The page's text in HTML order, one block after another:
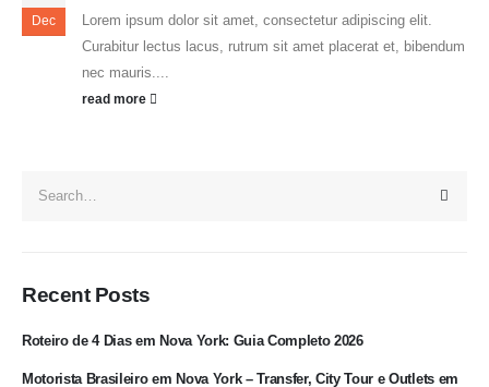
Dec
Lorem ipsum dolor sit amet, consectetur adipiscing elit.
Curabitur lectus lacus, rutrum sit amet placerat et, bibendum
nec mauris....
read more
Recent Posts
Roteiro de 4 Dias em Nova York: Guia Completo 2026
Motorista Brasileiro em Nova York – Transfer, City Tour e Outlets em